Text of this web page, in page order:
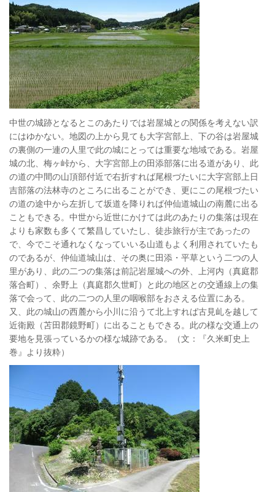
中世の城跡となるとこのあたりでは岩屋城との関係を考えない訳
にはゆかない。地図の上から見ても大字宮部上、下の谷は岩屋城
の裏側の一連の人里で此の城にとっては重要な地域である。岩屋
城の北、梅ヶ峠から、大字宮部上の田添部落に出る道があり、此
の道の中間の山頂部付近で右折すれば尾根づたいに大字宮部上日
吉部落の法林寺のところに出ることができ、更にこの尾根づたい
の道の途中から左折して坂道を降りれば仲仙道城山の南麓に出る
こともできる。中世から近世にかけては此のあたりの集落は現在
よりも家数も多くて繁昌していたし、徒歩旅行が主であったの
で、今でこそ通れなくなっていいる山道もよく利用されていたも
のであるが、仲仙道城山は、その奥に田添・平草という二つの人
里があり、此の二つの集落は前記岩屋城への外、上河内（真庭郡
落合町）、余野上（真庭郡久世町）と此の地区との交通線上の集
落で会って、此の二つの人里の咽喉部をおさえる位置にある。
又、此の城山の西麓から小川に沿うて北上すれば古見乢を越して
近衛殿（苫田郡鏡野町）に出ることもできる。此の様な交通上の
要地を見張っているかの様な城跡である。（文：『久米町史上
巻』より抜粋）